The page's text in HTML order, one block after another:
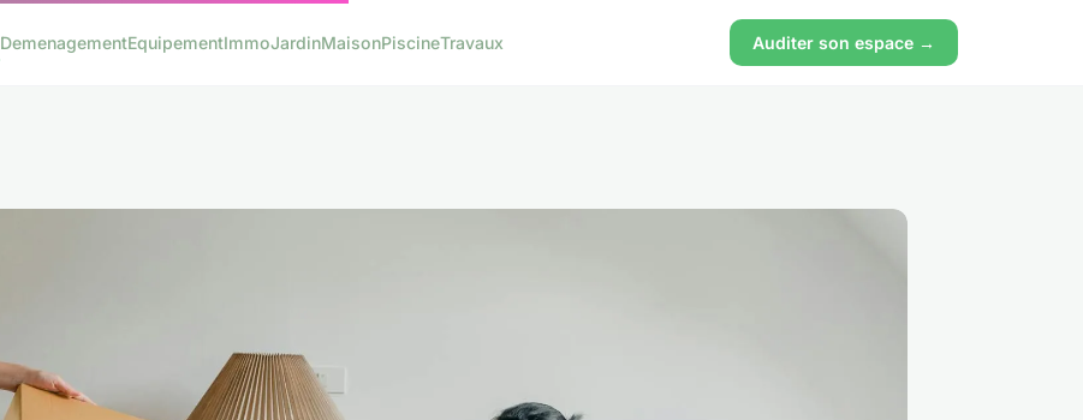
DemenagementEquipementImmoJardinMaisonPiscineTravaux Auditer son espace →